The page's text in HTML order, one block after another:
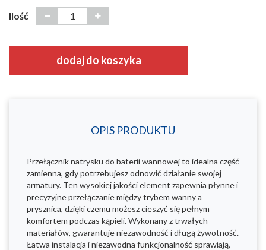
Ilość
dodaj do koszyka
OPIS PRODUKTU
Przełącznik natrysku do baterii wannowej to idealna część
zamienna, gdy potrzebujesz odnowić działanie swojej
armatury. Ten wysokiej jakości element zapewnia płynne i
precyzyjne przełączanie między trybem wanny a
prysznica, dzięki czemu możesz cieszyć się pełnym
komfortem podczas kąpieli. Wykonany z trwałych
materiałów, gwarantuje niezawodność i długą żywotność.
Łatwa instalacja i niezawodna funkcjonalność sprawiają,